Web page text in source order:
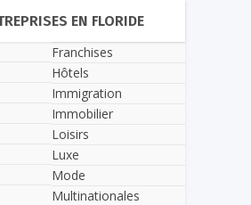
EN FLORIDE
Franchises
Hôtels
Immigration
Immobilier
Loisirs
Luxe
Mode
Multinationales